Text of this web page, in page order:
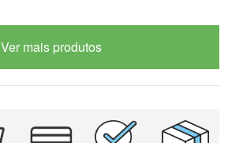
Ver mais produtos